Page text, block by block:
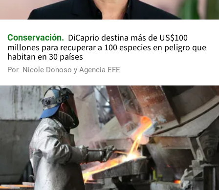
Conservación
DiCaprio destina más de US$100
millones para recuperar a 100 especies en peligro que
habitan en 30 países
Por Nicole Donoso y Agencia EFE